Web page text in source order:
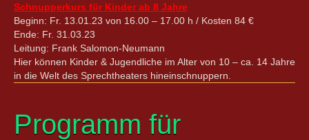
Schnupperkurs für Kinder ab 8 Jahre
Beginn: Fr. 13.01.23 von 16.00 – 17.00 h / Kosten 84 €
Ende: Fr. 31.03.23
Leitung: Frank Salomon-Neumann
Hier können Kinder & Jugendliche im Alter von 10 – ca. 14 Jahre
in die Welt des Sprechtheaters hineinschnuppern.
Programm für